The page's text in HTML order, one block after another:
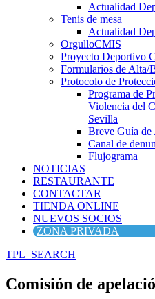
Actualidad
Tenis de mesa
Actualidad
OrgulloCMIS
Proyecto Deportivo
Formularios de Alta/
Protocolo de
Programa de
Violencia del
Sevilla
Breve Guía de
Canal de
Flujograma
NOTICIAS
RESTAURANTE
CONTACTAR
TIENDA ONLINE
NUEVOS SOCIOS
ZONA PRIVADA
TPL_SEARCH
Comisión de